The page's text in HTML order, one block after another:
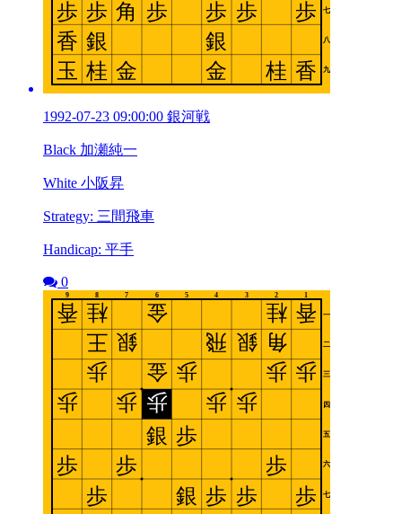
1992-07-23 09:00:00 銀河戦
Black 加瀬純一
White 小阪昇
Strategy: 三間飛車
Handicap: 平手
0